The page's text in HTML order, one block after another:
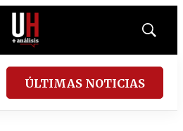
Mostrar
ÚLTIMAS NOTICIAS